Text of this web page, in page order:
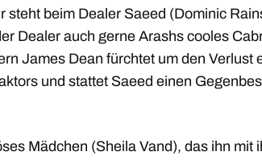
steht beim Dealer Saeed (Dominic
Dealer auch gerne Arashs cooles
James Dean fürchtet um den Verlust
und stattet Saeed einen
Mädchen (Sheila Vand), das ihn mit